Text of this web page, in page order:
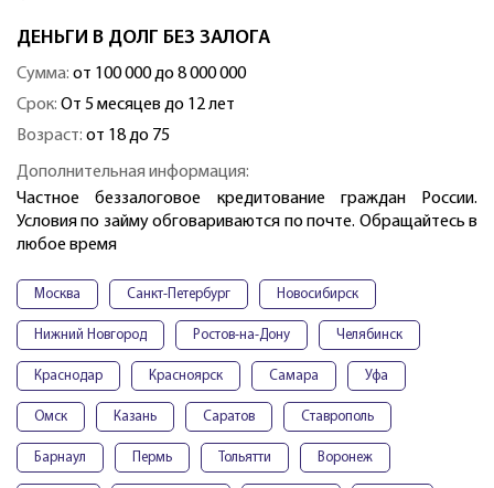
ДЕНЬГИ В ДОЛГ БЕЗ ЗАЛОГА
Сумма: от 100 000 до 8 000 000
Срок: От 5 месяцев до 12 лет
Возраст: от 18 до 75
Дополнительная информация:
Частное беззалоговое кредитование граждан России.
Условия по займу обговариваются по почте. Обращайтесь в
любое время
Москва Санкт-Петербург Новосибирск
Нижний Новгород Ростов-на-Дону Челябинск
Краснодар Красноярск Самара Уфа
Омск Казань Саратов Ставрополь
Барнаул Пермь Тольятти Воронеж